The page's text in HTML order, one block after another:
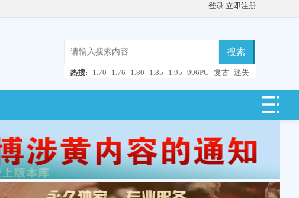
登录 立即注册
搜索
热搜: 1.70 1.76 1.80 1.85 1.95 996PC 复古 迷失